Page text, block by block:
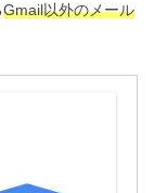
Gmail以外のメール